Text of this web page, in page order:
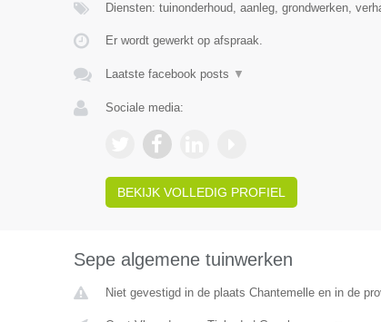
Diensten: tuinonderhoud, aanleg, grondwerken,
Er wordt gewerkt op afspraak.
Laatste facebook posts ▼
Sociale media:
BEKIJK VOLLEDIG PROFIEL
Sepe algemene tuinwerken
Niet gevestigd in de plaats Chantemelle en in de